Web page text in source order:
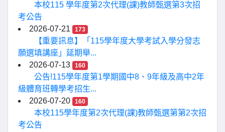
本校115 學年度第2次代理(課)教師甄選第3次招
考公告
2026-07-21
173
【重要訊息】「115學年度大學考試入學分發志
願選填講座」延期舉...
2026-07-13
160
公告!115學年度第1學期國中8、9年級及高中2年
級體育班轉學考招生...
2026-07-20
160
本校115學年度第2次代理(課)教師甄選第第2次招
考公告